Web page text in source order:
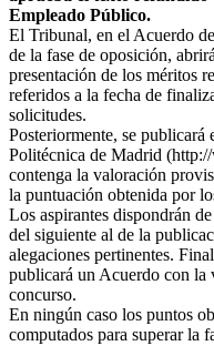
Empleado Público.
El Tribunal, en el Acuerdo
de la fase de oposición,
presentación de los méritos
referidos a la fecha de
solicitudes.
Posteriormente, se
Politécnica de Madrid
contenga la valoración
la puntuación obtenida por
Los aspirantes dispondrán
del siguiente al de la
alegaciones pertinentes.
publicará un Acuerdo con la
concurso.
En ningún caso los puntos
computados para superar la